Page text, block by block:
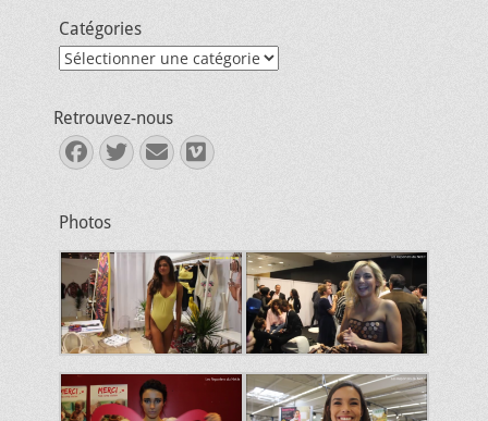
Catégories
Catégories
Retrouvez-nous
Facebook
Twitter
E-
mail
Vimeo
Photos